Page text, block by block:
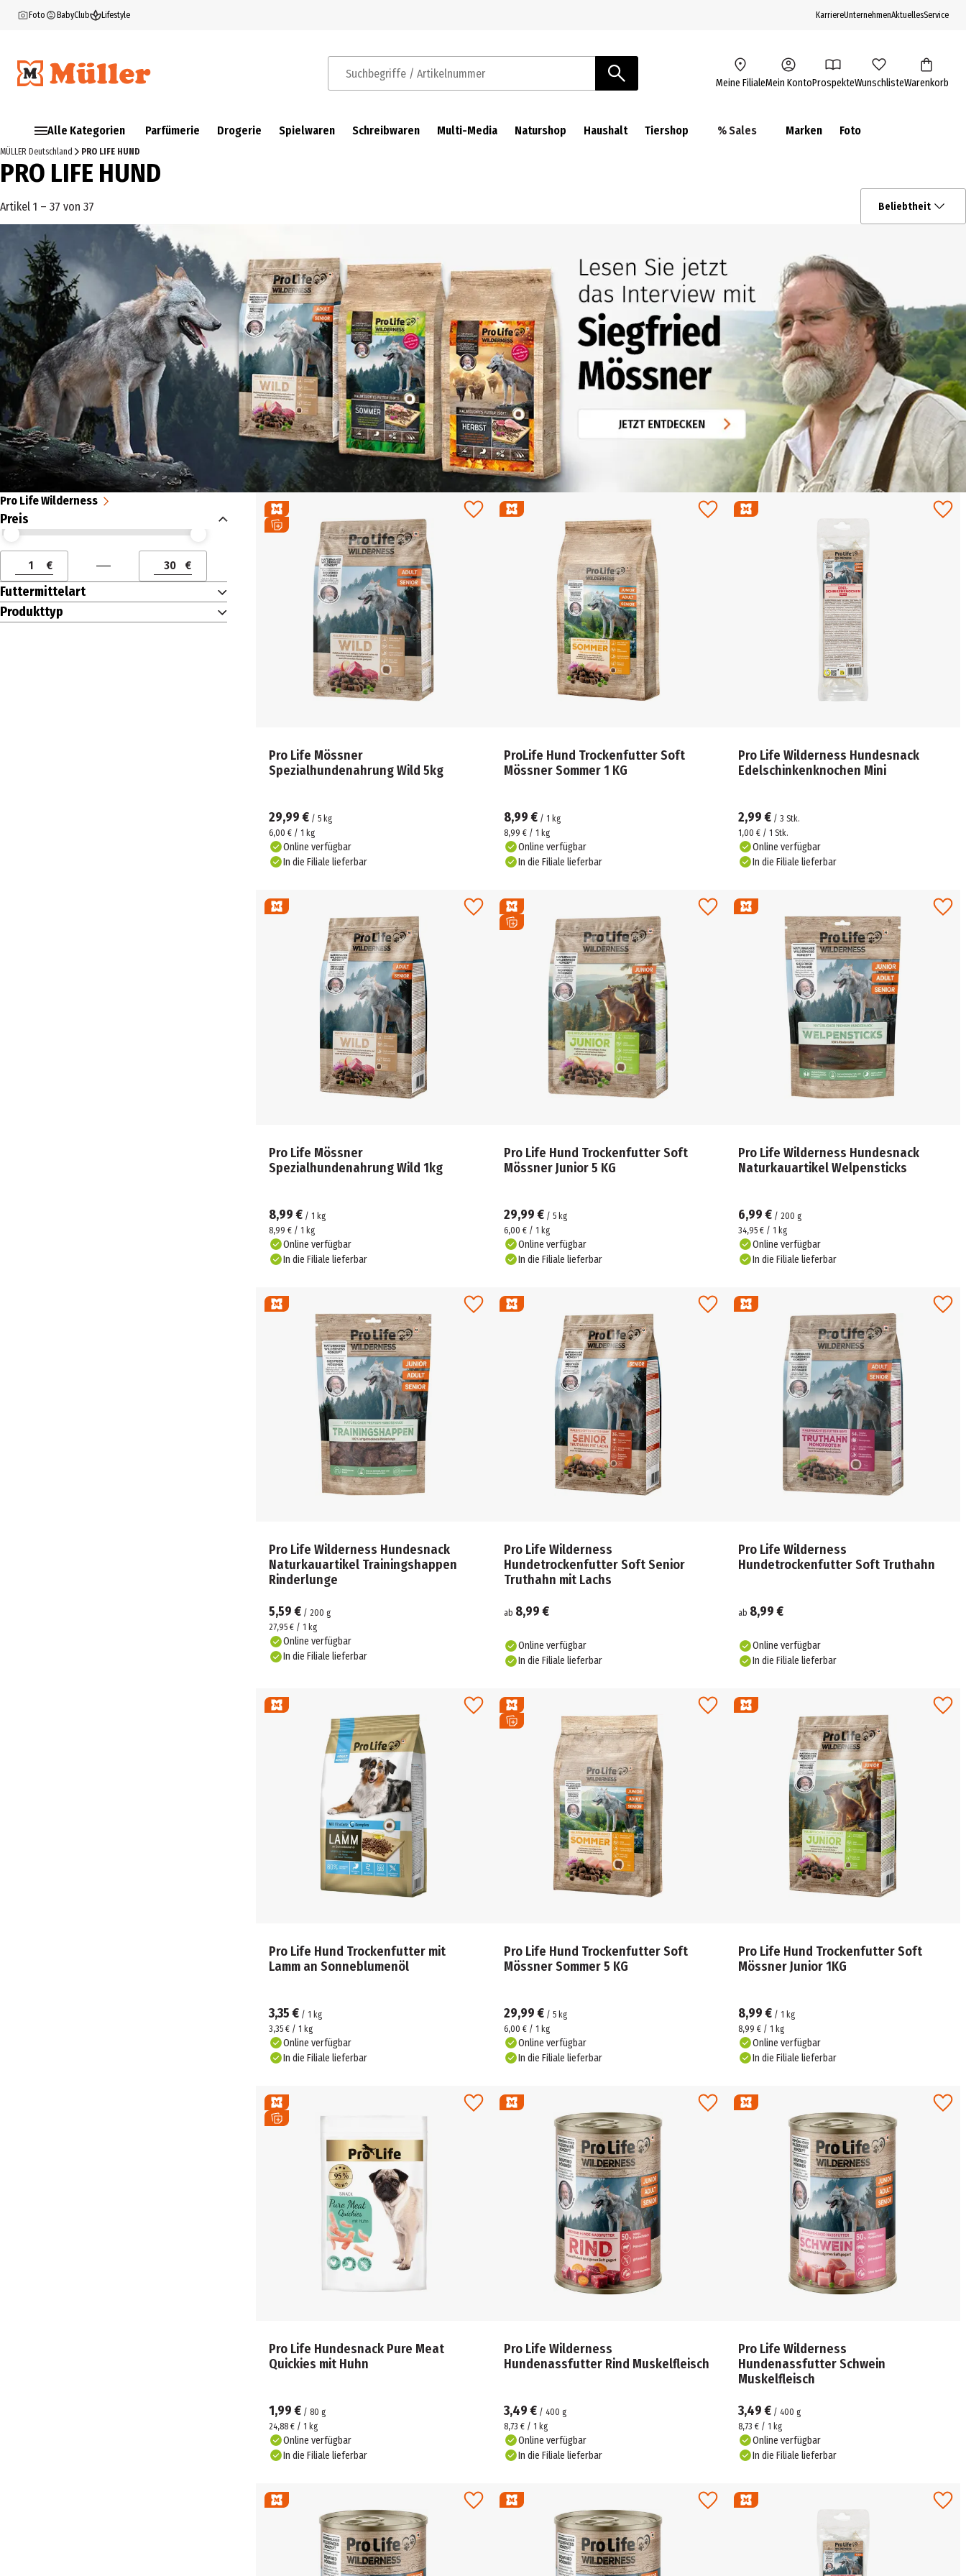
Foto BabyClub Lifestyle KarriereUnternehmenAktuellesService
Suchbegriffe / Artikelnummer Meine FilialeMein KontoProspekteWunschlisteWarenkorb
Alle Kategorien Parfümerie Drogerie Spielwaren Schreibwaren Multi-Media Naturshop Haushalt Tiershop % Sales Marken Foto
MÜLLER Deutschland PRO LIFE HUND
PRO LIFE HUND
Artikel 1 – 37 von 37 Beliebtheit
Pro Life Wilderness
Preis
Preis (€) ab
Preis (€) bis
Preis (€) ab
€
Preis (€) bis
€
Futtermittelart
Produkttyp
Pro Life Mössner
Spezialhundenahrung Wild 5kg
29,99 € / 5 kg
6,00 € / 1 kg
Online verfügbar
In die Filiale lieferbar
ProLife Hund Trockenfutter Soft
Mössner Sommer 1 KG
8,99 €/ 1 kg
8,99 € / 1 kg
Online verfügbar
In die Filiale lieferbar
Pro Life Wilderness Hundesnack
Edelschinkenknochen Mini
2,99 € /3 Stk.
1,00 € / 1 Stk.
Online verfügbar
In die Filiale lieferbar
Pro Life Mössner
Spezialhundenahrung Wild 1kg
8,99 € / 1 kg
8,99 € / 1 kg
Online verfügbar
In die Filiale lieferbar
Pro Life Hund Trockenfutter Soft
Mössner Junior 5 KG
29,99 €/ 5 kg
6,00 € / 1 kg
Online verfügbar
In die Filiale lieferbar
Pro Life Wilderness Hundesnack
Naturkauartikel Welpensticks
6,99 € / 200 g
34,95 € / 1 kg
Online verfügbar
In die Filiale lieferbar
Pro Life Wilderness Hundesnack
Naturkauartikel Trainingshappen
Rinderlunge
5,59 € / 200 g
27,95 € / 1 kg
Online verfügbar
In die Filiale lieferbar
Pro Life Wilderness
Hundetrockenfutter Soft Senior
Truthahn mit Lachs
ab 8,99 €
Online verfügbar
In die Filiale lieferbar
Pro Life Wilderness
Hundetrockenfutter Soft Truthahn
ab 8,99 €
Online verfügbar
In die Filiale lieferbar
Pro Life Hund Trockenfutter mit
Lamm an Sonneblumenöl
3,35 € / 1 kg
3,35 € / 1 kg
Online verfügbar
In die Filiale lieferbar
Pro Life Hund Trockenfutter Soft
Mössner Sommer 5 KG
29,99 €/ 5 kg
6,00 € / 1 kg
Online verfügbar
In die Filiale lieferbar
Pro Life Hund Trockenfutter Soft
Mössner Junior 1KG
8,99 € / 1 kg
8,99 € / 1 kg
Online verfügbar
In die Filiale lieferbar
Pro Life Hundesnack Pure Meat
Quickies mit Huhn
1,99 € / 80 g
24,88 € / 1 kg
Online verfügbar
In die Filiale lieferbar
Pro Life Wilderness
Hundenassfutter Rind Muskelfleisch
3,49 €/ 400 g
8,73 € / 1 kg
Online verfügbar
In die Filiale lieferbar
Pro Life Wilderness
Hundenassfutter Schwein
Muskelfleisch
3,49 € /400 g
8,73 € / 1 kg
Online verfügbar
In die Filiale lieferbar